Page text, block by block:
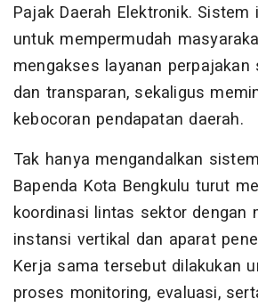
Pajak Daerah Elektronik. Sistem
untuk mempermudah
mengakses layanan
dan transparan, sekaligus
kebocoran pendapatan daerah.
Tak hanya mengandalkan
Bapenda Kota Bengkulu turut
koordinasi lintas sektor dengan
instansi vertikal dan aparat
Kerja sama tersebut dilakukan
proses monitoring, evaluasi,